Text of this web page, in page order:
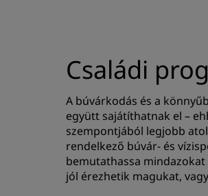
Családi
A búvárkodás és a
együtt sajátíthatnak el –
szempontjából legjobb
rendelkező búvár- és
bemutathassa
jól érezhetik magukat,